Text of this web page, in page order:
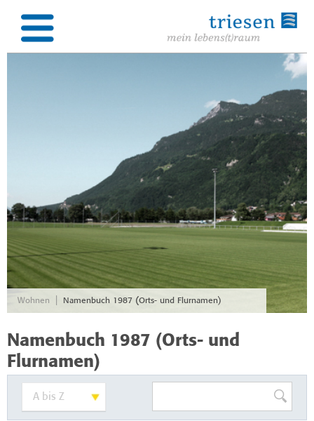
Wohnen Namenbuch 1987 (Orts- und Flurnamen)
Namenbuch 1987 (Orts- und
Flurnamen)